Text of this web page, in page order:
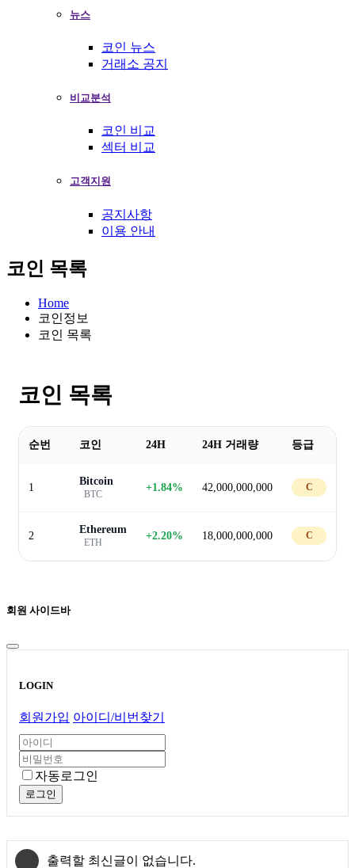
뉴스
코인 뉴스
거래소 공지
비교분석
코인 비교
섹터 비교
고객지원
공지사항
이용 안내
코인 목록
Home
코인정보
코인 목록
코인 목록
순번 코인 24H 24H 거래량 등급
1
Bitcoin
BTC
+1.84% 42,000,000,000 C
2
Ethereum
ETH
+2.20% 18,000,000,000 C
회원 사이드바
LOGIN
회원가입 아이디/비번찾기
자동로그인
로그인
출력할 최신글이 없습니다.